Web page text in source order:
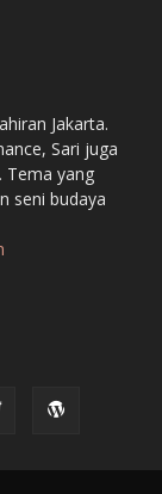
Jakarta.
Sari juga
Tema yang
seni budaya